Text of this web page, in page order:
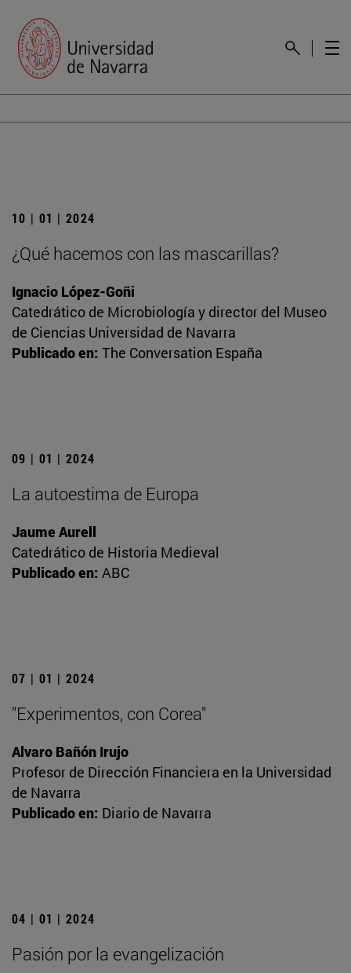
10 | 01 | 2024
¿Qué hacemos con las mascarillas?
Ignacio López-Goñi
Catedrático de Microbiología y director del Museo
de Ciencias Universidad de Navarra
Publicado en: The Conversation España
09 | 01 | 2024
La autoestima de Europa
Jaume Aurell
Catedrático de Historia Medieval
Publicado en: ABC
07 | 01 | 2024
"Experimentos, con Corea"
Alvaro Bañón Irujo
Profesor de Dirección Financiera en la Universidad
de Navarra
Publicado en: Diario de Navarra
04 | 01 | 2024
Pasión por la evangelización